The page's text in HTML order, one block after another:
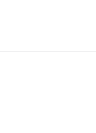
日常。 酒店周边步